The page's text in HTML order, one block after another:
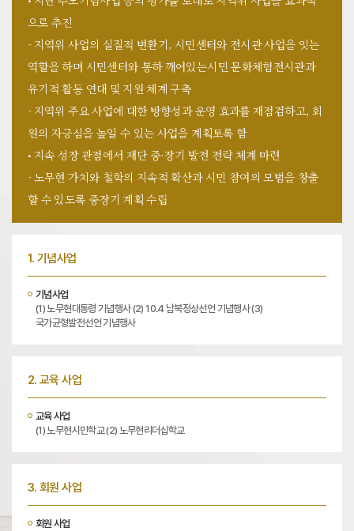
으로 추진
- 지역위 사업의 실질적 변환기, 시민센터와 전시관 사업을 잇는
역할을 하며 시민센터와 봉하 깨어있는시민 문화체험전시관과
유기적 활동 연대 및 지원 체계 구축
- 지역위 주요 사업에 대한 방향성과 운영 효과를 재점검하고, 회
원의 자긍심을 높일 수 있는 사업을 계획토록 함
• 지속 성장 관점에서 재단 중·장기 발전 전략 체계 마련
- 노무현 가치와 철학의 지속적 확산과 시민 참여의 모범을 창출
할 수 있도록 중장기 계획 수립
1. 기념사업
기념사업
(1) 노무현대통령 기념행사 (2) 10.4 남북정상선언 기념행사 (3)
국가균형발전선언 기념행사
2. 교육 사업
교육 사업
(1) 노무현시민학교 (2) 노무현리더십학교
3. 회원 사업
회원 사업